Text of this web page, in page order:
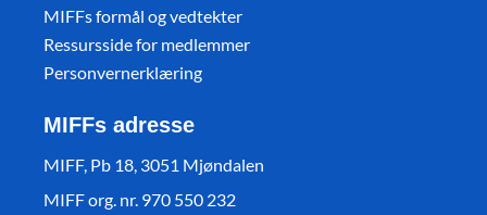
MIFFs formål og vedtekter
Ressursside for medlemmer
Personvernerklæring
MIFFs adresse
MIFF, Pb 18, 3051 Mjøndalen
MIFF org. nr. 970 550 232